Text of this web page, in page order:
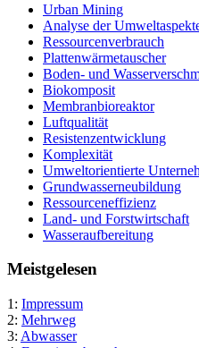
Urban Mining
Analyse der
Ressourcenverbrauch
Plattenwärmetauscher
Boden- und
Biokomposit
Membranbioreaktor
Luftqualität
Resistenzentwicklung
Komplexität
Umweltorientierte
Grundwasserneubildung
Ressourceneffizienz
Land- und Forstwirtschaft
Wasseraufbereitung
Meistgelesen
1: Impressum
2: Mehrweg
3: Abwasser